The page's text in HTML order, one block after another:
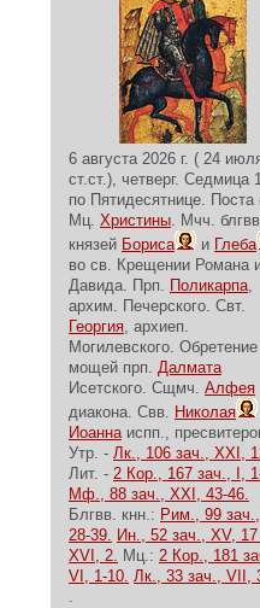
6 августа 2026 г. ( 24
ст.ст.), четверг. Седмица
по Пятидесятнице. Поста
Мц. Христины. Мчч.
князей Бориса и Глеба
во св. Крещении Романа
Давида. Прп. Поликарпа,
архим. Печерского. Свт.
Георгия, архиеп.
Могилевского. Обретение
мощей прп. Далмата
Исетского. Сщмч. Алфея
диакона. Свв. Николая
Иоаннаиспп.,
Утр. - Лк., 106 зач., XXI,
Лит. - 2 Кор., 167 зач., I,
Мф., 88 зач., XXI, 43-46.
Блгвв. кнн.: Рим., 99
28-39. Ин., 52 зач., XV,
XVI, 2. Мц.: 2 Кор., 181
VI, 1-10. Лк., 33 зач., VII,
.